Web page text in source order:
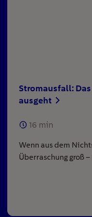
Stromausfall:
ausgeht
16 min
Wenn aus dem
Überraschung groß